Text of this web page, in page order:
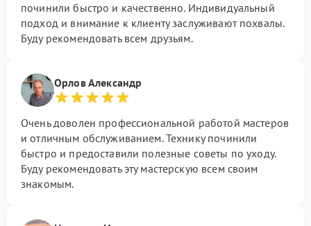
починили быстро и качественно. Индивидуальный
подход и внимание к клиенту заслуживают похвалы.
Буду рекомендовать всем друзьям.
Орлов Александр
Очень доволен профессиональной работой мастеров
и отличным обслуживанием. Технику починили
быстро и предоставили полезные советы по уходу.
Буду рекомендовать эту мастерскую всем своим
знакомым.